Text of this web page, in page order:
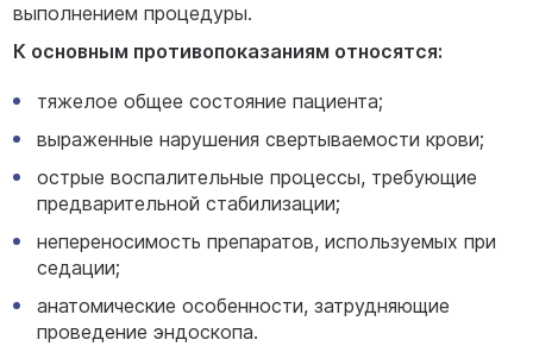
выполнением процедуры.
К основным противопоказаниям относятся:
тяжелое общее состояние пациента;
выраженные нарушения свертываемости крови;
острые воспалительные процессы, требующие
предварительной стабилизации;
непереносимость препаратов, используемых при
седации;
анатомические особенности, затрудняющие
проведение эндоскопа.